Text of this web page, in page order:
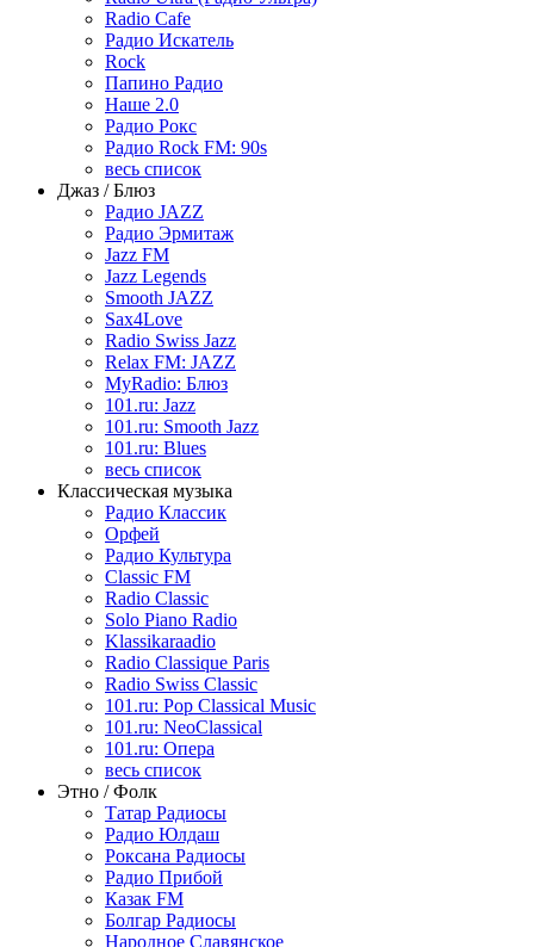
Radio Cafe
Радио Искатель
Rock
Папино Радио
Наше 2.0
Радио Рокс
Радио Rock FM: 90s
весь список
Джаз / Блюз
Радио JAZZ
Радио Эрмитаж
Jazz FM
Jazz Legends
Smooth JAZZ
Sax4Love
Radio Swiss Jazz
Relax FM: JAZZ
MyRadio: Блюз
101.ru: Jazz
101.ru: Smooth Jazz
101.ru: Blues
весь список
Классическая музыка
Радио Классик
Орфей
Радио Культура
Classic FM
Radio Classic
Solo Piano Radio
Klassikaraadio
Radio Classique Paris
Radio Swiss Classic
101.ru: Pop Classical Music
101.ru: NeoClassical
101.ru: Опера
весь список
Этно / Фолк
Татар Радиосы
Радио Юлдаш
Роксана Радиосы
Радио Прибой
Казак FM
Болгар Радиосы
Народное Славянское